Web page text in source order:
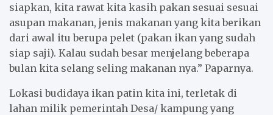
siapkan, kita rawat kita kasih pakan sesuai sesuai
asupan makanan, jenis makanan yang kita berikan
dari awal itu berupa pelet (pakan ikan yang sudah
siap saji). Kalau sudah besar menjelang beberapa
bulan kita selang seling makanan nya.” Paparnya.
Lokasi budidaya ikan patin kita ini, terletak di
lahan milik pemerintah Desa/ kampung yang